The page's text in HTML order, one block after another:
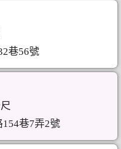
巷56號
巷7弄2號